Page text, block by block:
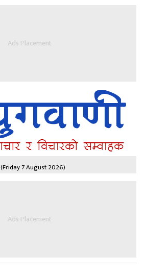
Ads Placement
(Friday 7 August 2026)
Ads Placement